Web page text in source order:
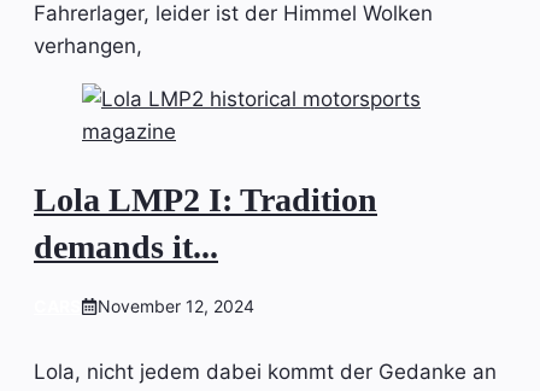
Fahrerlager, leider ist der Himmel Wolken
verhangen,
Lola LMP2 I: Tradition
demands it...
November 12, 2024
Lola, nicht jedem dabei kommt der Gedanke an